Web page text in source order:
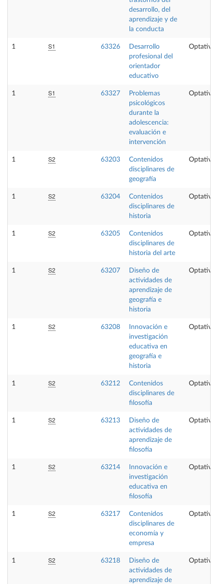
desarrollo, del
aprendizaje y de
la conducta
1 S1 63326
Desarrollo
profesional del
orientador
educativo
Optativa
1 S1 63327
Problemas
psicológicos
durante la
adolescencia:
evaluación e
intervención
Optativa
1 S2 63203
Contenidos
disciplinares de
geografía
Optativa
1 S2 63204
Contenidos
disciplinares de
historia
Optativa
1 S2 63205
Contenidos
disciplinares de
historia del arte
Optativa
1 S2 63207
Diseño de
actividades de
aprendizaje de
geografía e
historia
Optativa
1 S2 63208
Innovación e
investigación
educativa en
geografía e
historia
Optativa
1 S2 63212
Contenidos
disciplinares de
filosofía
Optativa
1 S2 63213
Diseño de
actividades de
aprendizaje de
filosofía
Optativa
1 S2 63214
Innovación e
investigación
educativa en
filosofía
Optativa
1 S2 63217
Contenidos
disciplinares de
economía y
empresa
Optativa
1 S2 63218
Diseño de
actividades de
aprendizaje de
Optativa